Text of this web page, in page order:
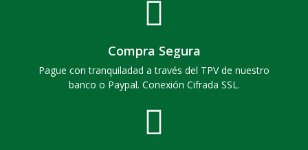
Compra Segura
Pague con tranquiladad a través del TPV de nuestro
banco o Paypal. Conexión Cifrada SSL.